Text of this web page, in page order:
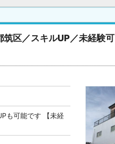
筑区／スキルUP／未経験可
も可能です 【未経